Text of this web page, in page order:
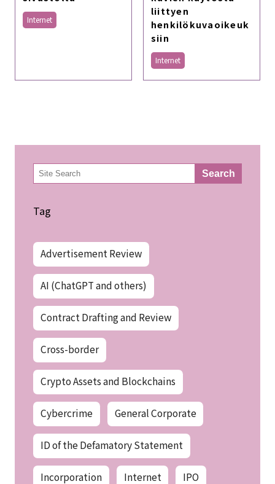
Internet
liittyen
henkilökuvaoikeuk
siin
Internet
検
索 Search
Tag
Advertisement Review
AI (ChatGPT and others)
Contract Drafting and Review
Cross-border
Crypto Assets and Blockchains
Cybercrime General Corporate
ID of the Defamatory Statement
Incorporation Internet IPO